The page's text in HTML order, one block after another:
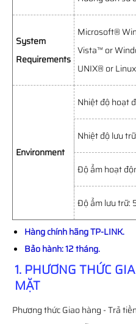
System
Requirements
Microsoft®
Vista™ or
UNIX® or
Environment
Nhiệt độ hoạt
Nhiệt độ lưu
Độ ẩm hoạt
Độ ẩm lưu trữ:
Hàng chính hãng TP-LINK.
Bảo hành: 12 tháng.
1. PHƯƠNG THỨC
MẶT
Phương thức Giao hàng - Trả